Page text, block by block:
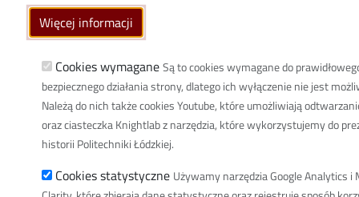
Więcej informacji
Cookies wymagane Są to cookies wymagane do
bezpiecznego działania strony, dlatego ich wyłączenie nie jest
Należą do nich także cookies Youtube, które umożliwiają
oraz ciasteczka Knightlab z narzędzia, które wykorzystujemy do
historii Politechniki Łódzkiej.
Cookies statystyczne Używamy narzędzia Google Analytics